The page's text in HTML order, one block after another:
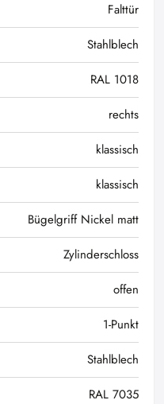
Falttür
Stahlblech
RAL 1018
rechts
klassisch
klassisch
Bügelgriff Nickel matt
Zylinderschloss
offen
1-Punkt
Stahlblech
RAL 7035